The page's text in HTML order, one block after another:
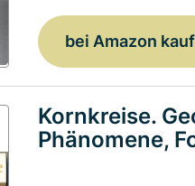
bei Amazon
Kornkreise.
Phänomene,